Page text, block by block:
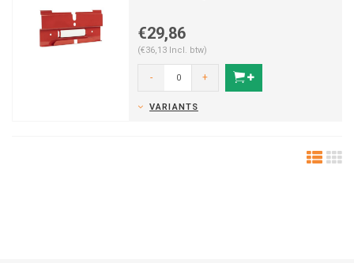
€29,86
(€36,13 Incl. btw)
- +
VARIANTS